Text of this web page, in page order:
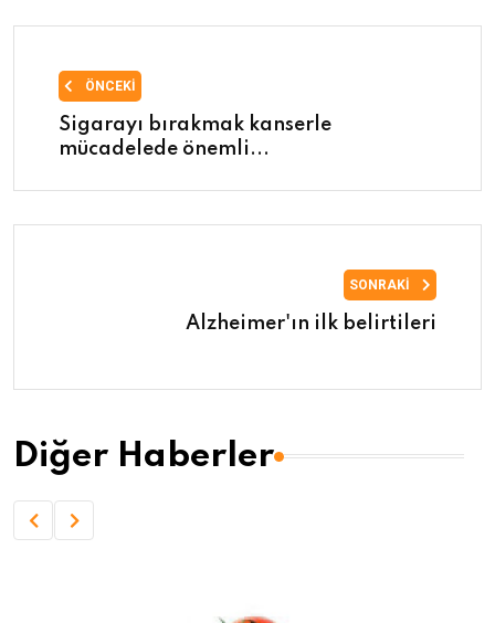
ÖNCEKI
Sigarayı bırakmak kanserle
mücadelede önemli...
SONRAKI
Alzheimer'ın ilk belirtileri
Diğer Haberler